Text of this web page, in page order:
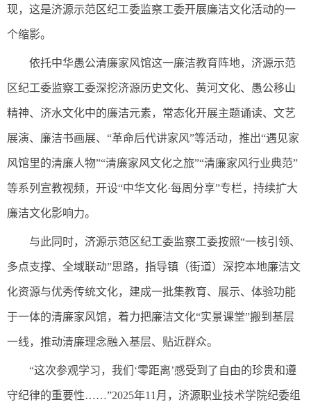
现，这是济源示范区纪工委监察工委开展廉洁文化活动的一
个缩影。
依托中华愚公清廉家风馆这一廉洁教育阵地，济源示范
区纪工委监察工委深挖济源历史文化、黄河文化、愚公移山
精神、济水文化中的廉洁元素，常态化开展主题诵读、文艺
展演、廉洁书画展、“革命后代讲家风”等活动，推出“遇见家
风馆里的清廉人物”“清廉家风文化之旅”“清廉家风行业典范”
等系列宣教视频，开设“中华文化·每周分享”专栏，持续扩大
廉洁文化影响力。
与此同时，济源示范区纪工委监察工委按照“一核引领、
多点支撑、全域联动”思路，指导镇（街道）深挖本地廉洁文
化资源与优秀传统文化，建成一批集教育、展示、体验功能
于一体的清廉家风馆，着力把廉洁文化“实景课堂”搬到基层
一线，推动清廉理念融入基层、贴近群众。
“这次参观学习，我们‘零距离’感受到了自由的珍贵和遵
守纪律的重要性……”2025年11月，济源职业技术学院纪委组